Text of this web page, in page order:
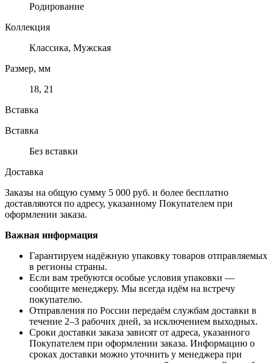
Родирование
Коллекция
Классика, Мужская
Размер, мм
18, 21
Вставка
Вставка
Без вставки
Доставка
Заказы на общую сумму 5 000 руб. и более бесплатно
доставляются по адресу, указанному Покупателем при
оформлении заказа.
Важная информация
Гарантируем надёжную упаковку товаров отправляемых
в регионы страны.
Если вам требуются особые условия упаковки —
сообщите менеджеру. Мы всегда идём на встречу
покупателю.
Отправления по России передаём службам доставки в
течение 2–3 рабочих дней, за исключением выходных.
Сроки доставки заказа зависят от адреса, указанного
Покупателем при оформлении заказа. Информацию о
сроках доставки можно уточнить у менеджера при